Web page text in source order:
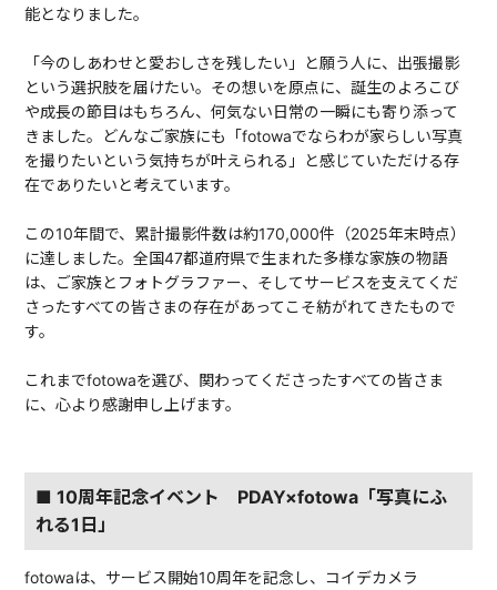
能となりました。
「今のしあわせと愛おしさを残したい」と願う人に、出張撮影
という選択肢を届けたい。その想いを原点に、誕生のよろこび
や成長の節目はもちろん、何気ない日常の一瞬にも寄り添って
きました。どんなご家族にも「fotowaでならわが家らしい写真
を撮りたいという気持ちが叶えられる」と感じていただける存
在でありたいと考えています。
この10年間で、累計撮影件数は約170,000件（2025年末時点）
に達しました。全国47都道府県で生まれた多様な家族の物語
は、ご家族とフォトグラファー、そしてサービスを支えてくだ
さったすべての皆さまの存在があってこそ紡がれてきたもので
す。
これまでfotowaを選び、関わってくださったすべての皆さま
に、心より感謝申し上げます。
■ 10周年記念イベント PDAY×fotowa「写真にふ
れる1日」
fotowaは、サービス開始10周年を記念し、コイデカメラ